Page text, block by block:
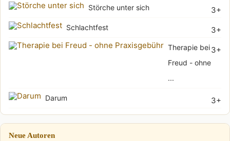
3+
Störche unter sich
3+
Schlachtfest
3+
Therapie bei
Freud - ohne
...
3+
Darum
Neue Autoren